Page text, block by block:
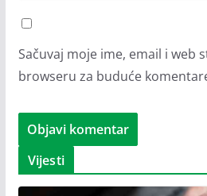
Sačuvaj moje ime, email i web
browseru za buduće
Vijesti